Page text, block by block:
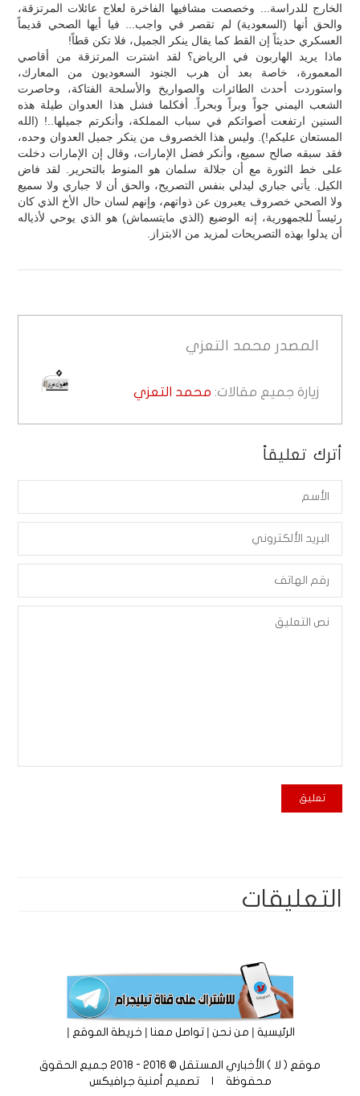
الخارج للدراسة... وخصصت مشافيها الفاخرة لعلاج عائلات المرتزقة،
والحق أنها (السعودية) لم تقصر في واجب... فيا أيها الصحي قديماً
العسكري حديثاً إن القط كما يقال ينكر الجميل، فلا تكن قطاً!
ماذا يريد الهاربون في الرياض؟ لقد اشترت المرتزقة من أقاصي
المعمورة، خاصة بعد أن هرب الجنود السعوديون من المعارك،
واستوردت أحدث الطائرات والصواريخ والأسلحة الفتاكة، وحاصرت
الشعب اليمني جواً وبراً وبحراً. أفكلما فشل هذا العدوان طيلة هذه
السنين ارتفعت أصواتكم في سباب المملكة، وأنكرتم جميلها..! (الله
المستعان عليكم!). وليس هذا الخصروف من ينكر جميل العدوان وحده،
فقد سبقه صالح سميع، وأنكر فضل الإمارات، وقال إن الإمارات دخلت
على خط الثورة مع أن جلالة سلمان هو المنوط بالتحرير. لقد فاض
الكيل. يأتي جباري ليدلي بنفس التصريح، والحق أن لا جباري ولا سميع
ولا الصحي خصروف يعبرون عن ذواتهم، وإنهم لسان حال الأخ الذي كان
رئيساً للجمهورية، إنه الوضيع (الذي مايتسماش) هو الذي يوحي لأذياله
أن يدلوا بهذه التصريحات لمزيد من الابتزاز.
المصدر محمد التعزي
زيارة جميع مقالات: محمد التعزي
أترك تعليقاً
التعليقات
الرئيسية|من نحن|تواصل معنا|خريطة الموقع |
موقع ( لا ) الأخباري المستقل © 2016 - 2018 جميع الحقوق
محفوظة | تصميم أمنية جرافيكس